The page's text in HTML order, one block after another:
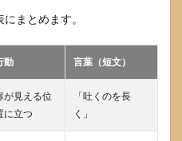
まとめます。
動 言葉（短文）
が見える位
に立つ
「吐くのを長
く」